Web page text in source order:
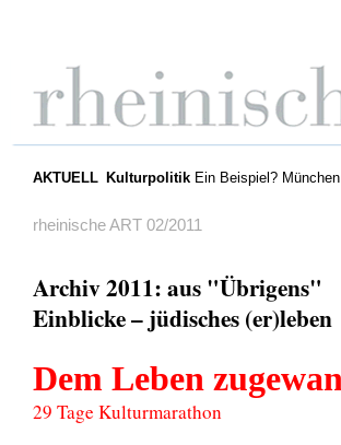
AKTUELL KulturpolitikEin Beispiel?
rheinische ART 02/2011
Archiv 2011: aus "Übrigens"
Einblicke – jüdisches (er)leben
Dem Leben
29 Tage Kulturmarathon